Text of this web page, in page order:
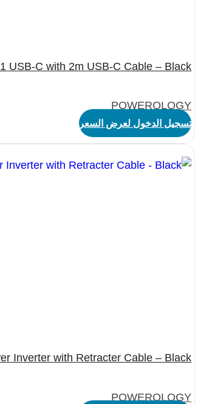
USB-C with 2m USB-C Cable – Black
POWEROLOGY
تسجيل الدخول لعرض السعر
Inverter with Retracter Cable – Black
POWEROLOGY